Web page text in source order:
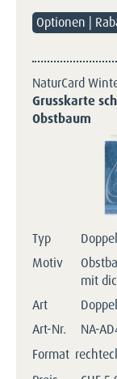
Optionen |
NaturCard
Grusskarte
Obstbaum
Typ
Motiv
mit
Art
Art-Nr.
NA-
Format